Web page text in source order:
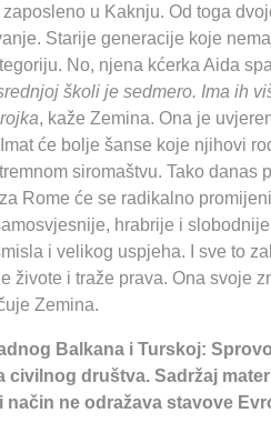
u Kaknju. Od toga
Starije generacije koje
No, njena kćerka Aida
školi je sedmero. Ima ih
, kaže Zemina. Ona je
će bolje šanse koje njihovi
siromaštvu. Tako danas
Rome će se radikalno
hrabrije i
i velikog uspjeha. I sve to
živote i traže prava. Ona svoje
Zemina.
Balkana i Turskoj:
društva. Sadržaj
ne odražava stavove